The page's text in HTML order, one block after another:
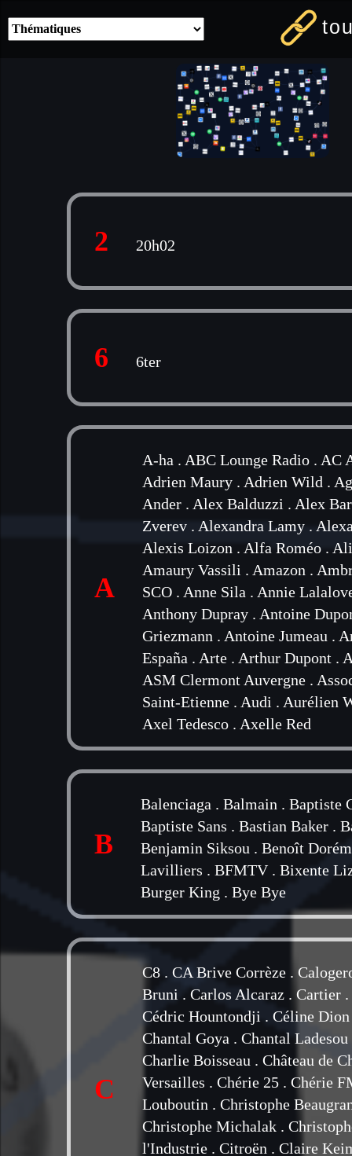
2 20h02
6 6ter
A
A-ha . ABC Lounge Radio . AC
Adrien Maury . Adrien Wild .
Ander . Alex Balduzzi . Alex
Zverev . Alexandra Lamy .
Alexis Loizon . Alfa Roméo .
Amaury Vassili . Amazon .
SCO . Anne Sila . Annie
Anthony Dupray . Antoine
Griezmann . Antoine Jumeau .
España . Arte . Arthur Dupont .
ASM Clermont Auvergne .
Saint-Etienne . Audi . Aurélien
Axel Tedesco . Axelle Red
B
Balenciaga . Balmain . Baptiste
Baptiste Sans . Bastian Baker .
Benjamin Siksou . Benoît
Lavilliers . BFMTV. Bixente
Burger King . Bye Bye
C
C8 . CA Brive Corrèze .
Bruni . Carlos Alcaraz . Cartier .
Cédric Hountondji . Céline Dion
Chantal Goya . Chantal Ladesou
Charlie Boisseau . Château de
Versailles . Chérie 25 . Chérie
Louboutin . Christophe
Christophe Michalak .
l'Industrie . Citroën . Claire